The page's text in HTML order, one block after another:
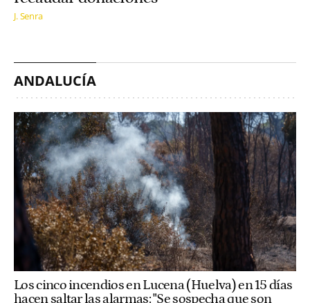
J. Senra
ANDALUCÍA
Los cinco incendios en Lucena (Huelva) en 15 días
hacen saltar las alarmas: "Se sospecha que son